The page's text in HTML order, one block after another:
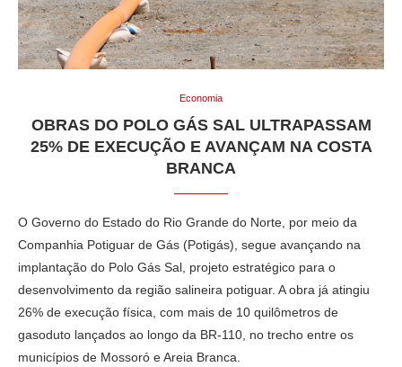
Economia
OBRAS DO POLO GÁS SAL ULTRAPASSAM
25% DE EXECUÇÃO E AVANÇAM NA COSTA
BRANCA
O Governo do Estado do Rio Grande do Norte, por meio da
Companhia Potiguar de Gás (Potigás), segue avançando na
implantação do Polo Gás Sal, projeto estratégico para o
desenvolvimento da região salineira potiguar. A obra já atingiu
26% de execução física, com mais de 10 quilômetros de
gasoduto lançados ao longo da BR-110, no trecho entre os
municípios de Mossoró e Areia Branca.